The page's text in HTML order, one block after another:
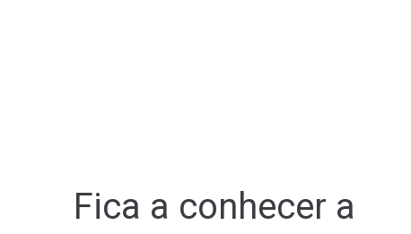
Fica a conhecer a